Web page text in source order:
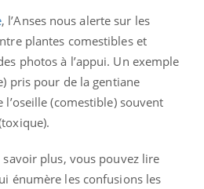
, l’Anses nous alerte sur les
plantes comestibles et
photos à l’appui. Un exemple
pris pour de la gentiane
(comestible) souvent
savoir plus, vous pouvez lire
énumère les confusions les